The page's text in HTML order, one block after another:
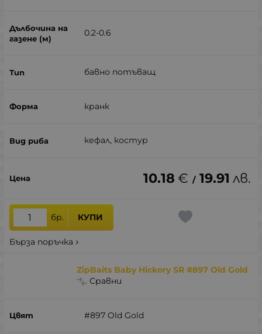
0.2-0.6
бавно потъващ
кранк
кефал, костур
10.18 € / 19.91 лв.
бр. КУПИ
Бърза поръчка
ZipBaits Baby Hickory SR #897 Old Gold
Сравни
#897 Old Gold